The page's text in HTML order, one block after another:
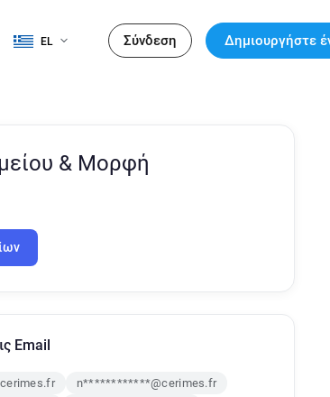
EL Σύνδεση Δημιουργήστε
& Μορφή
Email
n************@cerimes.fr